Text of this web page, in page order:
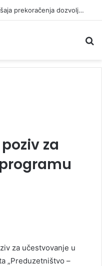
Otkriveno više od 19.000 prekršaja prekoračenja dozvoljene brzine
za
za učestvovanje u
„Preduzetništvo –